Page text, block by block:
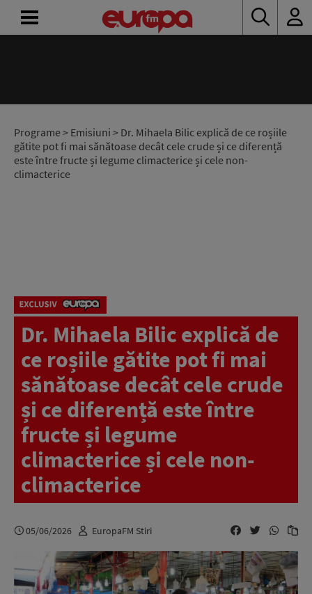
Programe> Emisiuni > Dr. Mihaela Bilic explică de ce roșiile
gătite pot fi mai sănătoase decât cele crude și ce diferență
este între fructe și legume climacterice și cele non-
climacterice
Dr. Mihaela Bilic explică de
ce roșiile gătite pot fi mai
sănătoase decât cele crude
și ce diferență este între
fructe și legume
climacterice și cele non-
climacterice
05/06/2026 EuropaFM Stiri
RADIO
CONCURSURI